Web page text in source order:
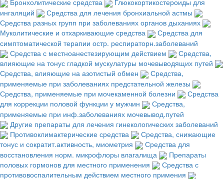
Бронхолитические средства
Глюкокортикостероиды для
ингаляций
Средства для лечения бронхиальной астмы
Средства разных групп при заболеваниях органов дыханиях
Муколитические и отхаркивающие средства
Средства для
симптоматической терапии остр. респираторн.заболеваний
Средства с местноанестезирующим действием
Средства,
влияющие на тонус гладкой мускулатуры мочевыводящих путей
Средства, влияющие на азотистый обмен
Средства,
применяемые при заболеваниях предстательной железы
Средства, применяемые при мочекаменной болезни
Средства
для коррекции половой функции у мужчин
Средства,
применяемые при инф.заболеваниях мочевывод.путей
Другие препараты для лечения гинекологических заболеваний
Противоклимактерические средства
Средства, снижающие
тонус и сократит.активность, миометрия
Средства для
восстановления норм. микрофлоры влагалища
Препараты
половых гормонов для местного применения
Средства с
противовоспалительным действием местного примения